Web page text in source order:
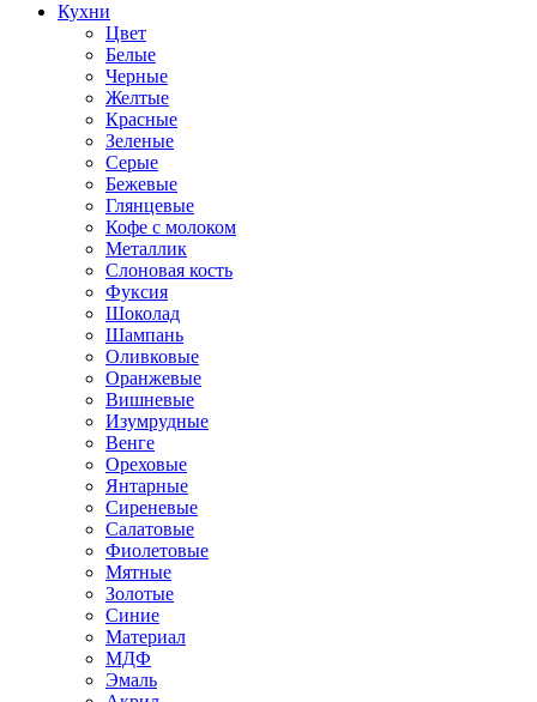
Кухни
Цвет
Белые
Черные
Желтые
Красные
Зеленые
Серые
Бежевые
Глянцевые
Кофе с молоком
Металлик
Слоновая кость
Фуксия
Шоколад
Шампань
Оливковые
Оранжевые
Вишневые
Изумрудные
Венге
Ореховые
Янтарные
Сиреневые
Салатовые
Фиолетовые
Мятные
Золотые
Синие
Материал
МДФ
Эмаль